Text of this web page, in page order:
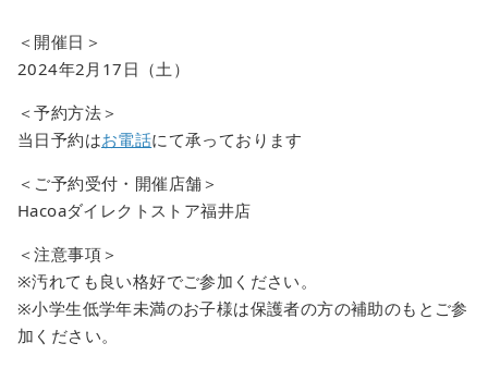
＜開催日＞
2024年2月17日（土）
＜予約方法＞
当日予約はお電話にて承っております
＜ご予約受付・開催店舗＞
Hacoaダイレクトストア福井店
＜注意事項＞
※汚れても良い格好でご参加ください。
※小学生低学年未満のお子様は保護者の方の補助のもとご参
加ください。